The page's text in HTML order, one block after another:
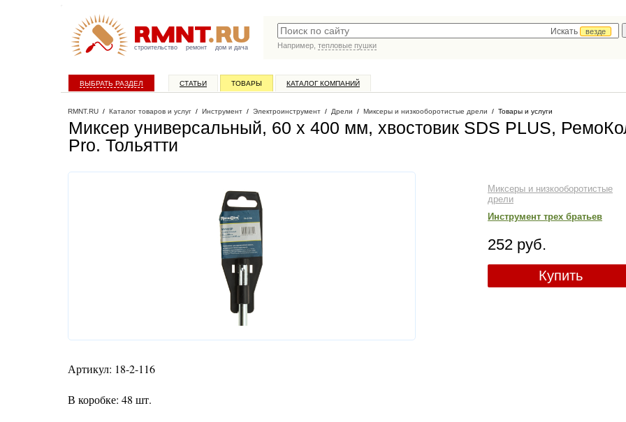
строительство ремонт дом и дача
Искать
везде
Например, тепловые пушки
ВЫБРАТЬ РАЗДЕЛ СТАТЬИ ТОВАРЫ КАТАЛОГ КОМПАНИЙ
RMNT.RU / Каталог товаров и услуг / Инструмент / Электроинструмент / Дрели / Миксеры и низкооборотистые дрели / Товары и услуги
Миксер универсальный, 60 х 400 мм, хвостовик SDS PLUS,
Pro. Тольятти
Миксеры и низкооборотистые
дрели
Инструмент трех братьев
252 руб.
Купить
Артикул: 18-2-116
В коробке: 48 шт.